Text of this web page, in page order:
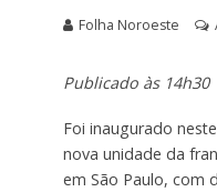
Folha Noroeste
Publicado às 14h30
Foi inaugurado
nova unidade da
em São Paulo, com